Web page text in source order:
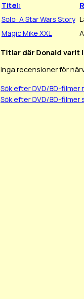
Titel:
Solo: A Star Wars Story
Magic Mike XXL
Titlar där Donald varit
Inga recensioner för
Sök efter DVD/BD-filmer
Sök efter DVD/BD-filmer